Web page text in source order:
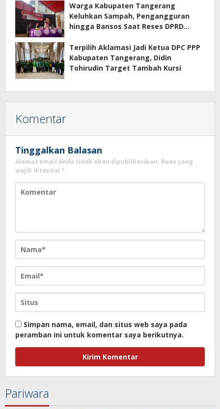
Warga Kabupaten Tangerang
Keluhkan Sampah, Pengangguran
hingga Bansos Saat Reses DPRD
Terpilih Aklamasi Jadi Ketua DPC PPP
Kabupaten Tangerang, Didin
Tohirudin Target Tambah Kursi
Komentar
Tinggalkan Balasan
Alamat email Anda tidak akan dipublikasikan. Ruas yang
wajib ditandai *
Simpan nama, email, dan situs web saya pada
peramban ini untuk komentar saya berikutnya.
Pariwara